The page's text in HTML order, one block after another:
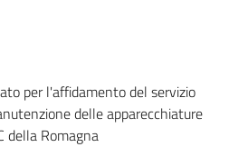
per l'affidamento del servizio
delle apparecchiature
della Romagna